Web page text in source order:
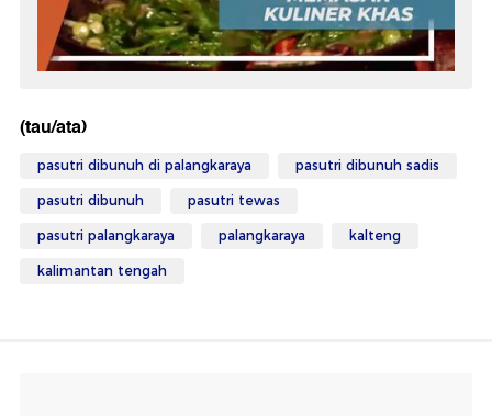
(tau/ata)
pasutri dibunuh di palangkaraya pasutri dibunuh sadis
pasutri dibunuh pasutri tewas
pasutri palangkaraya palangkaraya kalteng
kalimantan tengah